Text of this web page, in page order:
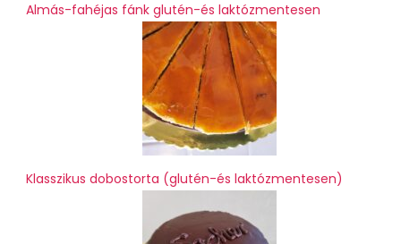
Almás-fahéjas fánk glutén-és laktózmentesen
Klasszikus dobostorta (glutén-és laktózmentesen)